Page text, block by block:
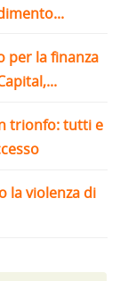
per la finanza
trionfo: tutti e
la violenza di